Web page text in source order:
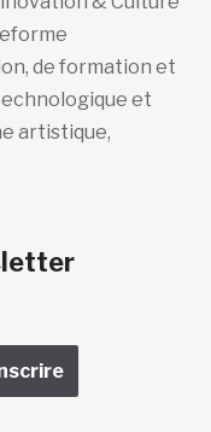
de formation et
et
artistique,